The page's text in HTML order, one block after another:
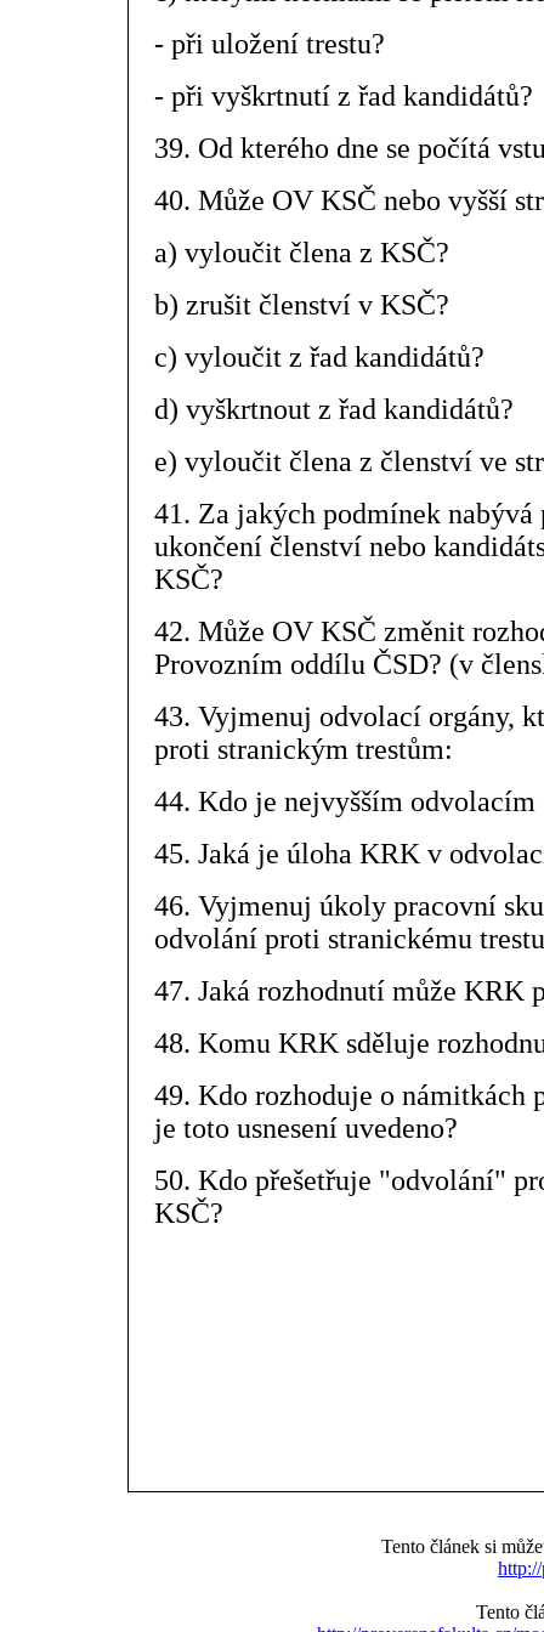
- při uložení trestu?
- při vyškrtnutí z řad kandidátů?
39. Od kterého dne se počítá
40. Může OV KSČ nebo vyšší
a) vyloučit člena z KSČ?
b) zrušit členství v KSČ?
c) vyloučit z řad kandidátů?
d) vyškrtnout z řad kandidátů?
e) vyloučit člena z členství ve
41. Za jakých podmínek nabývá
ukončení členství nebo
KSČ?
42. Může OV KSČ změnit
Provozním oddílu ČSD? (v
43. Vyjmenuj odvolací orgány,
proti stranickým trestům:
44. Kdo je nejvyšším odvolacím
45. Jaká je úloha KRK v
46. Vyjmenuj úkoly pracovní
odvolání proti stranickému
47. Jaká rozhodnutí může KRK
48. Komu KRK sděluje
49. Kdo rozhoduje o námitkách
je toto usnesení uvedeno?
50. Kdo přešetřuje "odvolání"
KSČ?
Tento článek si
Tento